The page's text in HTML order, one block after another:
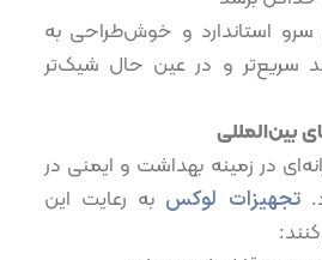
سرو استاندارد و خوش‌طراحی به
سریع‌تر و در عین حال شیک‌تر
بین‌المللی
در زمینه بهداشت و ایمنی در
تجهیزات لوکس به رعایت این